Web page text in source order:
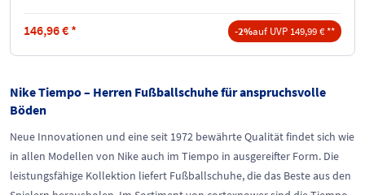
146,96€ * -2%auf UVP 149,99 € **
Nike Tiempo – Herren Fußballschuhe für anspruchsvolle
Böden
Neue Innovationen und eine seit 1972 bewährte Qualität findet sich wie
in allen Modellen von Nike auch im Tiempo in ausgereifter Form. Die
leistungsfähige Kollektion liefert Fußballschuhe, die das Beste aus den